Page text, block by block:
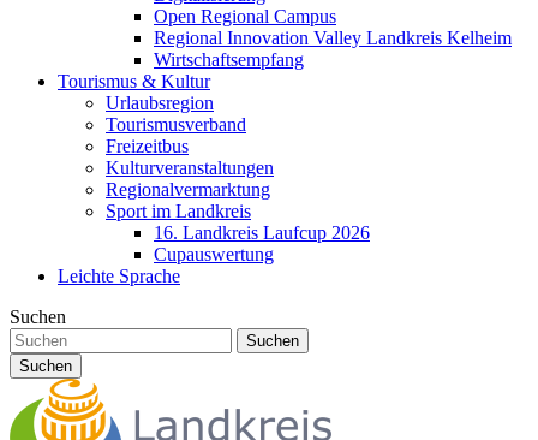
Open Regional Campus
Regional Innovation Valley Landkreis Kelheim
Wirtschaftsempfang
Tourismus & Kultur
Urlaubsregion
Tourismusverband
Freizeitbus
Kulturveranstaltungen
Regionalvermarktung
Sport im Landkreis
16. Landkreis Laufcup 2026
Cupauswertung
Leichte Sprache
Suchen
Suchen
Suchen